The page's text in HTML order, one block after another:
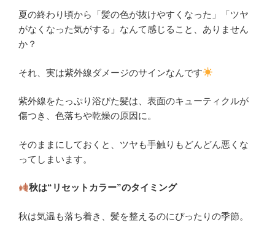
夏の終わり頃から「髪の色が抜けやすくなった」「ツヤ
がなくなった気がする」なんて感じること、ありません
か？
それ、実は紫外線ダメージのサインなんです
紫外線をたっぷり浴びた髪は、表面のキューティクルが
傷つき、色落ちや乾燥の原因に。
そのままにしておくと、ツヤも手触りもどんどん悪くな
ってしまいます。
秋は“リセットカラー”のタイミング
秋は気温も落ち着き、髪を整えるのにぴったりの季節。